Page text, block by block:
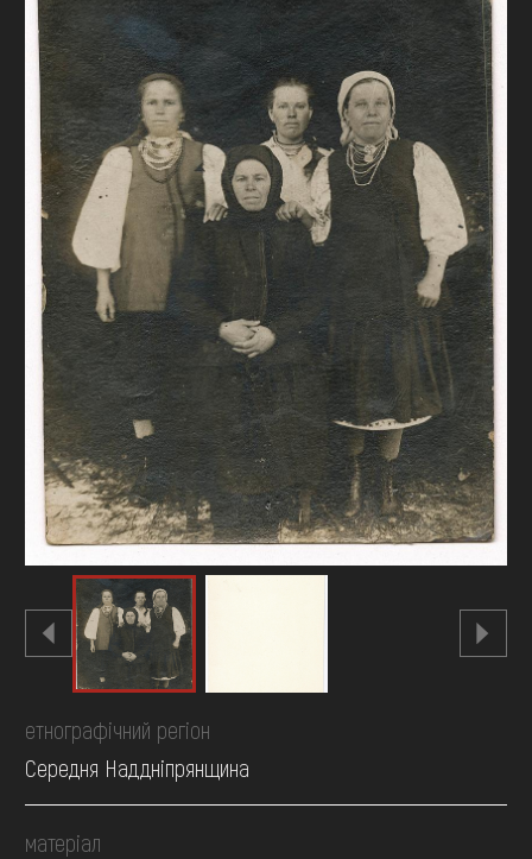
ОНЛАЙН-КРАМНИЦЯ
ПІДТРИМАТИ
етнографічний регіон
Середня Наддніпрянщина
матеріал